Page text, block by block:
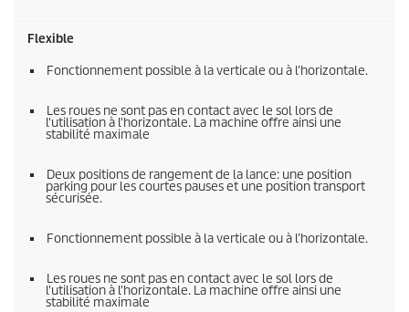
Flexible
Fonctionnement possible à la verticale ou à l’horizontale.
Les roues ne sont pas en contact avec le sol lors de
l'utilisation à l'horizontale. La machine offre ainsi une
stabilité maximale
Deux positions de rangement de la lance: une position
parking pour les courtes pauses et une position transport
sécurisée.
Fonctionnement possible à la verticale ou à l’horizontale.
Les roues ne sont pas en contact avec le sol lors de
l'utilisation à l'horizontale. La machine offre ainsi une
stabilité maximale